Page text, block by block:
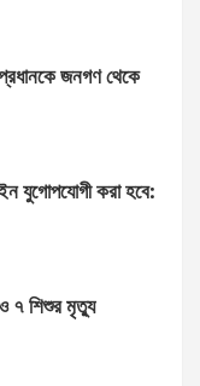
জনগণ থেকে
যুগোপযোগী করা হবে:
৭ শিশুর মৃত্যু